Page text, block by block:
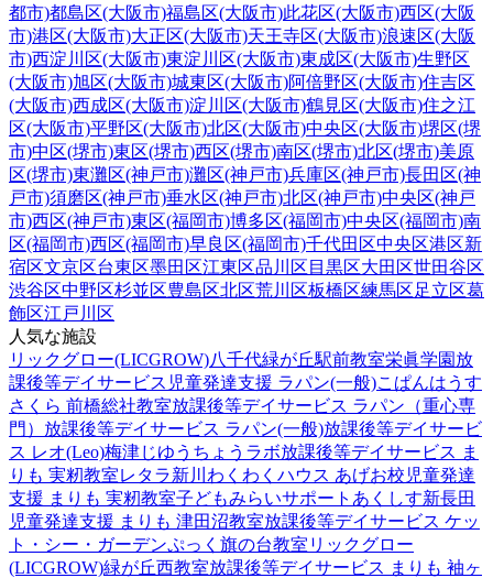
都市)都島区(大阪市)福島区(大阪市)此花区(大阪市)西区(大阪
市)港区(大阪市)大正区(大阪市)天王寺区(大阪市)浪速区(大阪
市)西淀川区(大阪市)東淀川区(大阪市)東成区(大阪市)生野区
(大阪市)旭区(大阪市)城東区(大阪市)阿倍野区(大阪市)住吉区
(大阪市)西成区(大阪市)淀川区(大阪市)鶴見区(大阪市)住之江
区(大阪市)平野区(大阪市)北区(大阪市)中央区(大阪市)堺区(堺
市)中区(堺市)東区(堺市)西区(堺市)南区(堺市)北区(堺市)美原
区(堺市)東灘区(神戸市)灘区(神戸市)兵庫区(神戸市)長田区(神
戸市)須磨区(神戸市)垂水区(神戸市)北区(神戸市)中央区(神戸
市)西区(神戸市)東区(福岡市)博多区(福岡市)中央区(福岡市)南
区(福岡市)西区(福岡市)早良区(福岡市)千代田区中央区港区新
宿区文京区台東区墨田区江東区品川区 目黒区大田区世田谷区
渋谷区中野区杉並区豊島区北区荒川区板橋区練馬区足立区葛
飾区江戸川区
人気な施設
リックグロー(LICGROW)八千代緑が丘駅前教室栄眞学園放
課後等デイサービス 児童発達支援 ラパン(一般)こぱんはうす
さくら 前橋総社教室放課後等デイサービス ラパン（重心専
門） 放課後等デイサービス ラパン(一般)放課後等デイサービ
ス レオ(Leo)梅津じゆうちょうラボ放課後等デイサービス ま
りも 実籾教室レタラ新川 わくわくハウス あげお校 児童発達
支援 まりも 実籾教室子どもみらいサポートあくしす新長田
児童発達支援 まりも 津田沼教室放課後等デイサービス ケッ
ト・シー・ガーデンぷっく旗の台教室 リックグロー
(LICGROW)緑が丘西教室放課後等デイサービス まりも 袖ヶ